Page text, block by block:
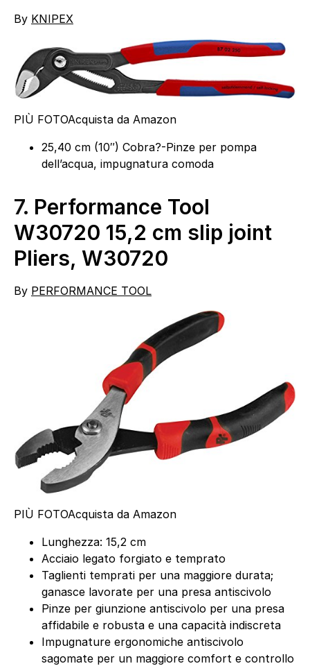
By KNIPEX
PIÙ FOTOAcquista da Amazon
25,40 cm (10″) Cobra?-Pinze per pompa
dell’acqua, impugnatura comoda
7. Performance Tool
W30720 15,2 cm slip joint
Pliers, W30720
By PERFORMANCE TOOL
PIÙ FOTOAcquista da Amazon
Lunghezza: 15,2 cm
Acciaio legato forgiato e temprato
Taglienti temprati per una maggiore durata;
ganasce lavorate per una presa antiscivolo
Pinze per giunzione antiscivolo per una presa
affidabile e robusta e una capacità indiscreta
Impugnature ergonomiche antiscivolo
sagomate per un maggiore comfort e controllo